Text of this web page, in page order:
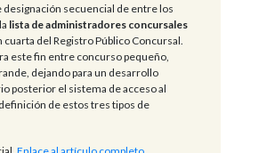
designación secuencial de entre los
lista de administradores concursales
cuarta del Registro Público Concursal.
este fin entre concurso pequeño,
dejando para un desarrollo
posterior el sistema de acceso al
de estos tres tipos de